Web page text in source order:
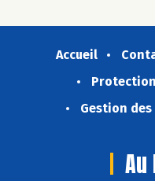
Accueil
Gestion
Au